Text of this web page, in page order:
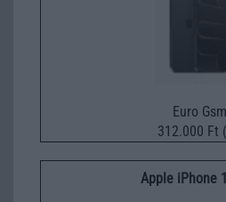
Euro Gsm
312.000 Ft
Apple iPhone